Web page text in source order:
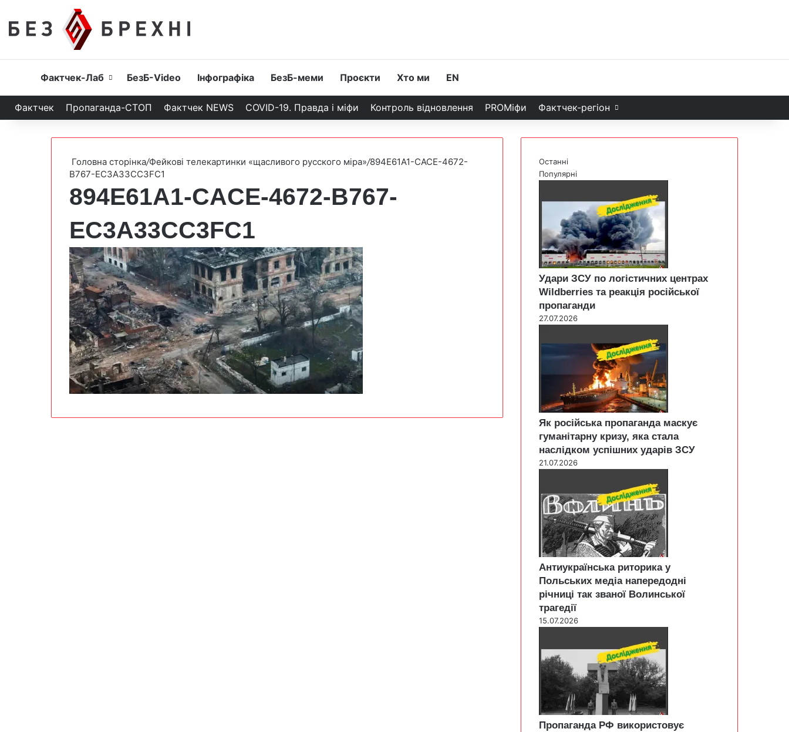
Головна
Фактчек-Лаб БезБ-Video Інфографіка БезБ-меми Проєкти Хто ми EN
Фактчек Пропаганда-СТОП Фактчек NEWS COVID-19. Правда і міфи Контроль відновлення PROМіфи Фактчек-регіон
Головна сторінка/Фейкові телекартинки «щасливого русского міра»/894E61A1-CACE-4672-
B767-EC3A33CC3FC1
894E61A1-CACE-4672-B767-
EC3A33CC3FC1
Останні
Популярні
Удари ЗСУ по логістичних центрах
Wildberries та реакція російської
пропаганди
27.07.2026
Як російська пропаганда маскує
гуманітарну кризу, яка стала
наслідком успішних ударів ЗСУ
21.07.2026
Антиукраїнська риторика у
Польських медіа напередодні
річниці так званої Волинської
трагедії
15.07.2026
Пропаганда РФ використовує